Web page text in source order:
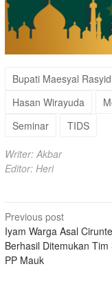
Bupati Maesyal Rasyid
Hasan Wirayuda
Seminar
TIDS
Writer: Akbar
Editor: Heri
Post
navigation
Previous post
Iyam Warga Asal
Berhasil Ditemukan Tim
PP Mauk